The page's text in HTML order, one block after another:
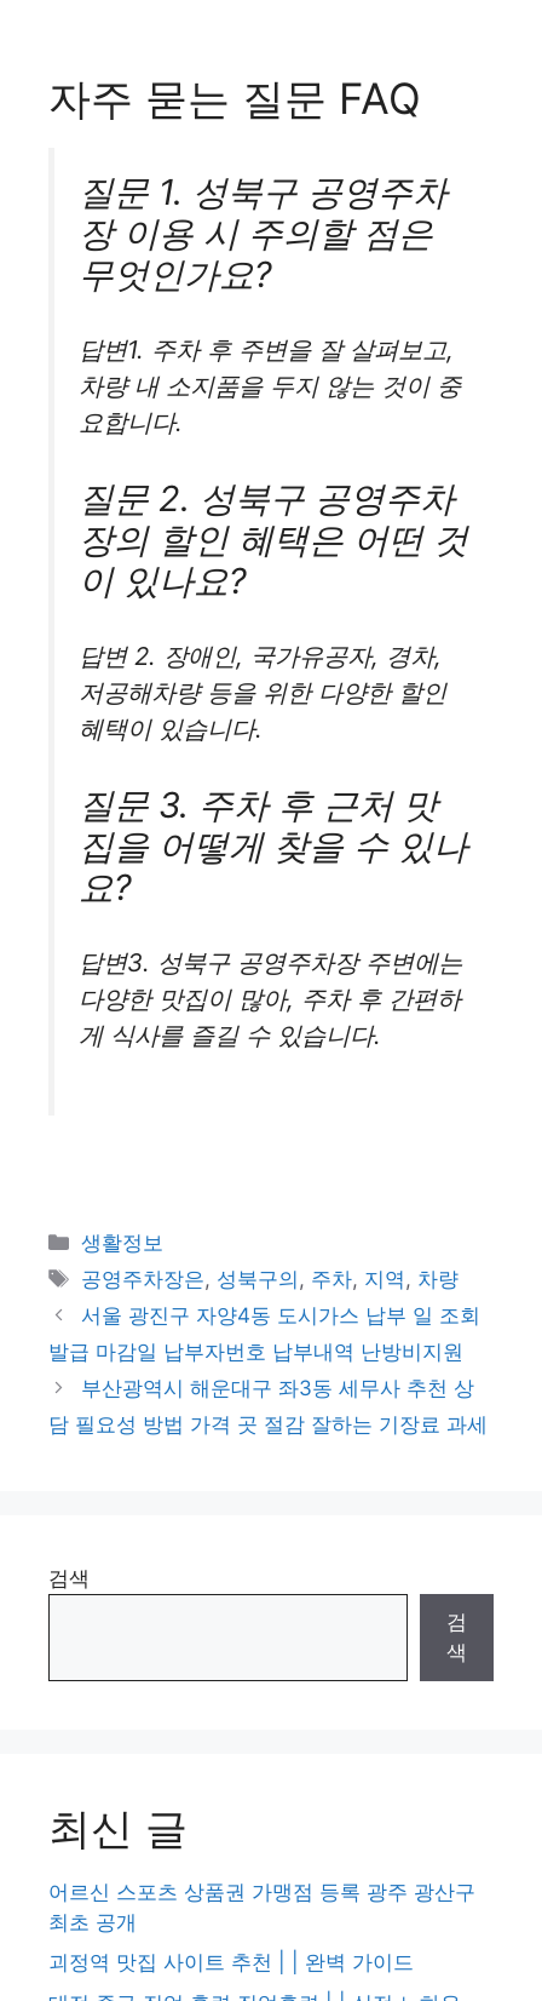
자주 묻는 질문 FAQ
질문 1. 성북구 공영주차
장 이용 시 주의할 점은
무엇인가요?
답변1. 주차 후 주변을 잘 살펴보고,
차량 내 소지품을 두지 않는 것이 중
요합니다.
질문 2. 성북구 공영주차
장의 할인 혜택은 어떤 것
이 있나요?
답변 2. 장애인, 국가유공자, 경차,
저공해차량 등을 위한 다양한 할인
혜택이 있습니다.
질문 3. 주차 후 근처 맛
집을 어떻게 찾을 수 있나
요?
답변3. 성북구 공영주차장 주변에는
다양한 맛집이 많아, 주차 후 간편하
게 식사를 즐길 수 있습니다.
카
테
고
리
생활정보
태
그
공영주차장은, 성북구의 , 주차, 지역 , 차량
서울 광진구 자양4동 도시가스 납부 일 조회
발급 마감일 납부자번호 납부내역 난방비지원
부산광역시 해운대구 좌3동 세무사 추천 상
담 필요성 방법 가격 곳 절감 잘하는 기장료 과세
검색
검
색
최신 글
어르신 스포츠 상품권 가맹점 등록 광주 광산구
최초 공개
괴정역 맛집 사이트 추천 | | 완벽 가이드